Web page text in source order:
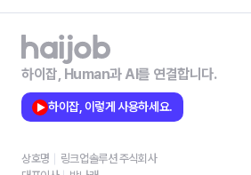
하이잡, Human과 AI를 연결합니다.
하이잡, 이렇게 사용하세요.
상호명
링크업솔루션 주식회사